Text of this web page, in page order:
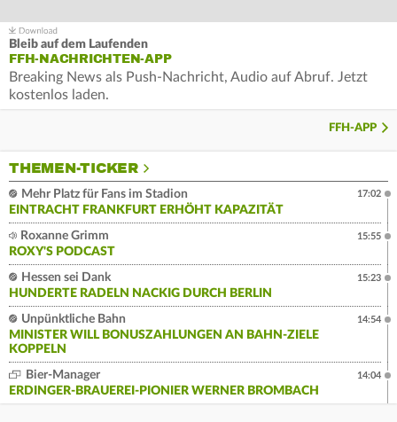
Bleib auf dem Laufenden
FFH-NACHRICHTEN-APP
Breaking News als Push-Nachricht, Audio auf Abruf. Jetzt
kostenlos laden.
FFH-APP
THEMEN-TICKER
Mehr Platz für Fans im Stadion
EINTRACHT FRANKFURT ERHÖHT KAPAZITÄT
17:02
Roxanne Grimm
ROXY'S PODCAST
15:55
Hessen sei Dank
HUNDERTE RADELN NACKIG DURCH BERLIN
15:23
Unpünktliche Bahn
MINISTER WILL BONUSZAHLUNGEN AN BAHN-ZIELE
KOPPELN
14:54
Bier-Manager
ERDINGER-BRAUEREI-PIONIER WERNER BROMBACH
14:04